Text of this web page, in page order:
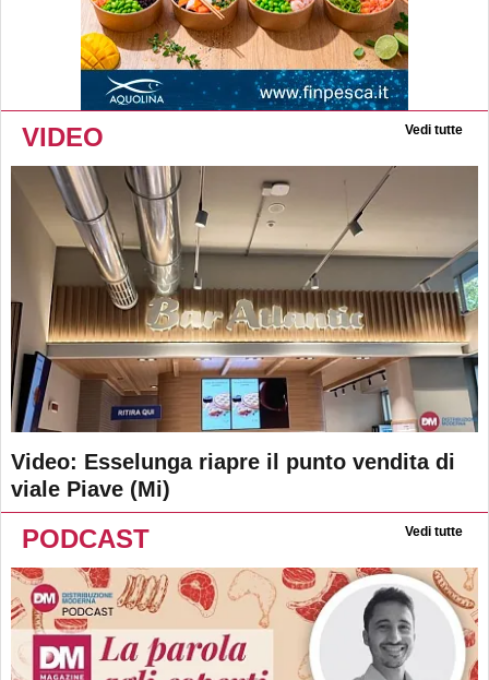
VIDEO Vedi tutte
Video: Esselunga riapre il punto vendita di
viale Piave (Mi)
PODCAST Vedi tutte